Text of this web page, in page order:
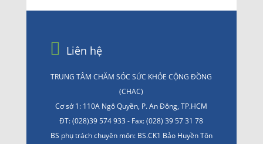
Liên hệ
TRUNG TÂM CHĂM SÓC SỨC KHỎE CỘNG ĐỒNG
(CHAC)
Cơ sở 1: 110A Ngô Quyền, P. An Đông, TP.HCM
ĐT: (028)39 574 933 - Fax: (028) 39 57 31 78
BS phụ trách chuyên môn: BS.CK1 Bảo Huyền Tôn